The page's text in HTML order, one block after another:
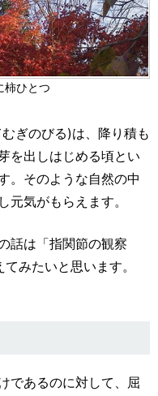
ひとつ
ぎのびる)は、降り積も
を出しはじめる頃とい
。そのような自然の中
元気がもらえます。
話は「指関節の観察
みたいと思います。
であるのに対して、屈